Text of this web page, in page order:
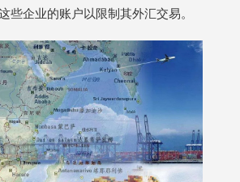
些企业的账户以限制其外汇交易。